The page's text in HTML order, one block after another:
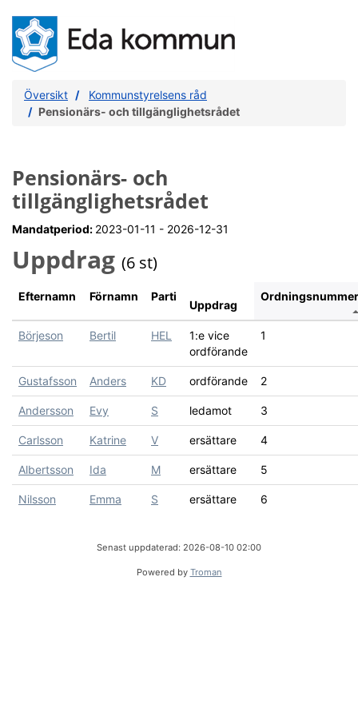
Översikt
Kommunstyrelsens råd
Pensionärs- och tillgänglighetsrådet
Pensionärs- och
tillgänglighetsrådet
Mandatperiod: 2023-01-11 - 2026-12-31
Uppdrag (6 st)
Efternamn Förnamn Parti
Uppdrag
Ordningsnummer
Börjeson Bertil HEL
1:e vice
ordförande
1
Gustafsson Anders KD ordförande 2
Andersson Evy S ledamot 3
Carlsson Katrine V ersättare 4
Albertsson Ida M ersättare 5
Nilsson Emma S ersättare 6
Senast uppdaterad: 2026-08-10 02:00
Powered by Troman